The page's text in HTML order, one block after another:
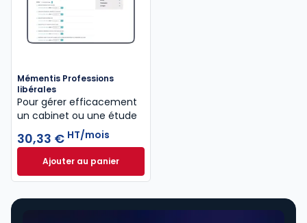
Mémentis Professions
libérales
Pour gérer efficacement
un cabinet ou une étude
30,33 € HT/mois
Ajouter au panierMémentis Professions libérales à 30,33 €